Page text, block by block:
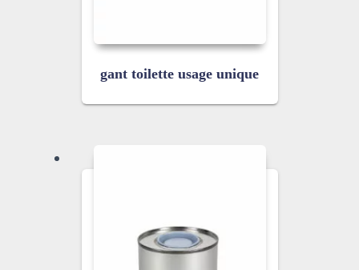
gant toilette usage unique